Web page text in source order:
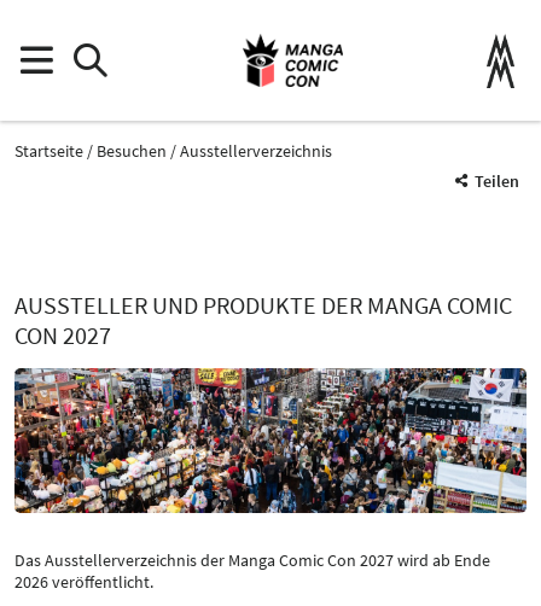
Startseite Besuchen
Ausstellerverzeichnis
Teilen
AUSSTELLER UND PRODUKTE DER MANGA COMIC
CON 2027
Das Ausstellerverzeichnis der Manga Comic Con 2027 wird ab Ende
2026 veröffentlicht.